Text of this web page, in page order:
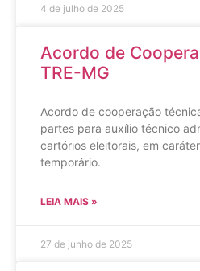
4 de julho de 2025
Acordo de
TRE-MG
Acordo de cooperação
partes para auxílio técnico
cartórios eleitorais, em
temporário.
LEIA MAIS »
27 de junho de 2025